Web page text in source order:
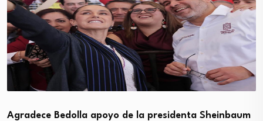
Agradece Bedolla apoyo de la presidenta Sheinbaum